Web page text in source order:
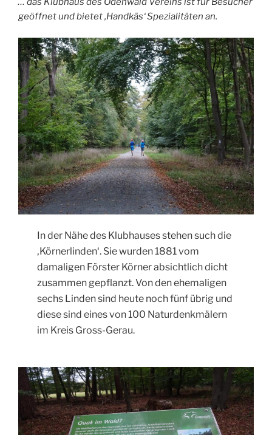
geöffnet und bietet ‚Handkäs‘ Spezialitäten an.
In der Nähe des Klubhauses stehen such die
‚Körnerlinden‘. Sie wurden 1881 vom
damaligen Förster Körner absichtlich dicht
zusammen gepflanzt. Von den ehemaligen
sechs Linden sind heute noch fünf übrig und
diese sind eines von 100 Naturdenkmälern
im Kreis Gross-Gerau.